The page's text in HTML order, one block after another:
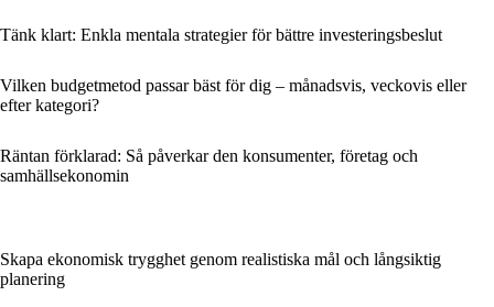
Tänk klart: Enkla mentala strategier för bättre investeringsbeslut
Vilken budgetmetod passar bäst för dig – månadsvis, veckovis eller
efter kategori?
Räntan förklarad: Så påverkar den konsumenter, företag och
samhällsekonomin
Skapa ekonomisk trygghet genom realistiska mål och långsiktig
planering